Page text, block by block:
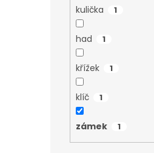
kulička 1
had 1
křížek 1
klíč 1
zámek 1